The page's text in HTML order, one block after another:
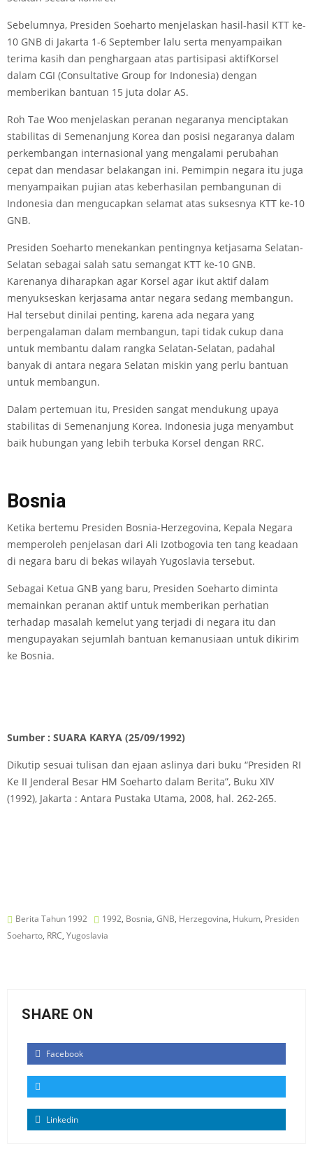
Sebelumnya, Presiden Soeharto menjelaskan hasil-hasil KTT ke-
10 GNB di Jakarta 1-6 September lalu serta menyampaikan
terima kasih dan penghargaan atas partisipasi aktifKorsel
dalam CGI (Consultative Group for Indonesia) dengan
memberikan bantuan 15 juta dolar AS.
Roh Tae Woo menjelaskan peranan negaranya menciptakan
stabilitas di Semenanjung Korea dan posisi negaranya dalam
perkembangan internasional yang mengalami perubahan
cepat dan mendasar belakangan ini. Pemimpin negara itu juga
menyampaikan pujian atas keberhasilan pembangunan di
Indonesia dan mengucapkan selamat atas suksesnya KTT ke-10
GNB.
Presiden Soeharto menekankan pentingnya ketjasama Selatan-
Selatan sebagai salah satu semangat KTT ke-10 GNB.
Karenanya diharapkan agar Korsel agar ikut aktif dalam
menyukseskan kerjasama antar negara sedang membangun.
Hal tersebut dinilai penting, karena ada negara yang
berpengalaman dalam membangun, tapi tidak cukup dana
untuk membantu dalam rangka Selatan-Selatan, padahal
banyak di antara negara Selatan miskin yang perlu bantuan
untuk membangun.
Dalam pertemuan itu, Presiden sangat mendukung upaya
stabilitas di Semenanjung Korea. Indonesia juga menyambut
baik hubungan yang lebih terbuka Korsel dengan RRC.
Bosnia
Ketika bertemu Presiden Bosnia-Herzegovina, Kepala Negara
memperoleh penjelasan dari Ali Izotbogovia ten tang keadaan
di negara baru di bekas wilayah Yugoslavia tersebut.
Sebagai Ketua GNB yang baru, Presiden Soeharto diminta
memainkan peranan aktif untuk memberikan perhatian
terhadap masalah kemelut yang terjadi di negara itu dan
mengupayakan sejumlah bantuan kemanusiaan untuk dikirim
ke Bosnia.
Sumber : SUARA KARYA (25/09/1992)
Dikutip sesuai tulisan dan ejaan aslinya dari buku “Presiden RI
Ke II Jenderal Besar HM Soeharto dalam Berita”, Buku XIV
(1992), Jakarta : Antara Pustaka Utama, 2008, hal. 262-265.
Berita Tahun 1992 1992, Bosnia, GNB, Herzegovina, Hukum, Presiden
Soeharto, RRC, Yugoslavia
SHARE ON
Facebook
Linkedin